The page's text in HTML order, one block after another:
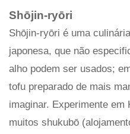
Shōjin-ryōri
Shōjin-ryōri é ​​uma
japonesa, que não
alho podem ser usados;
tofu preparado de mais
imaginar. Experimente em
muitos shukubō